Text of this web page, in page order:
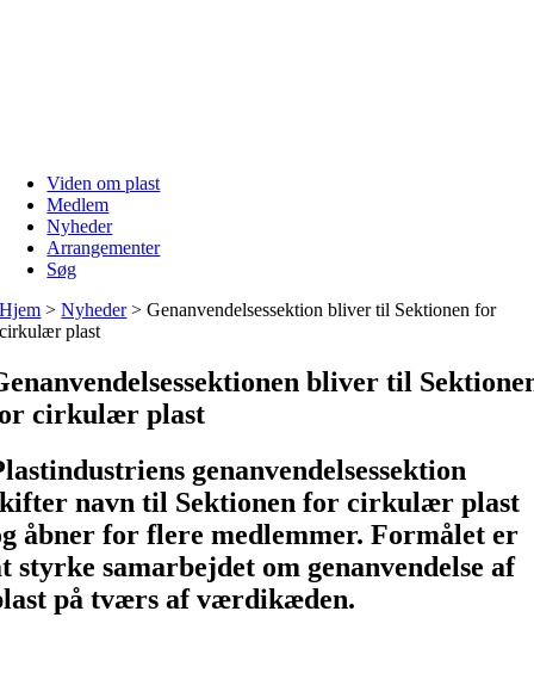
Viden om plast
Medlem
Nyheder
Arrangementer
Søg
Hjem >Nyheder>Genanvendelsessektion bliver til Sektionen for
cirkulær plast
bliver til
cirkulær plast
genanvendelsessektion
navn til Sektionen for cirkulær plast
åbner for flere medlemmer. Formålet er
styrke samarbejdet om genanvendelse af
på tværs af værdikæden.